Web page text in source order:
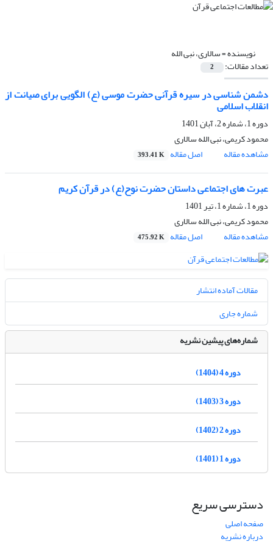
نویسنده =سالاری، نبی الله
تعداد مقالات: 2
دشمن شناسی در سیره قرآنی حضرت موسی (ع) الگویی برای صیانت از
انقلاب اسلامی
دوره 1، شماره 2، آبان 1401
محمود کریمی، نبی الله سالاری
مشاهده مقاله
اصل مقاله 393.41 K
عبرت های اجتماعی داستان حضرت نوح(ع) در قرآن کریم
دوره 1، شماره 1، تیر 1401
محمود کریمی، نبی الله سالاری
مشاهده مقاله
اصل مقاله 475.92 K
مقالات آماده انتشار
شماره جاری
شماره‌های پیشین نشریه
دوره 4 (1404)
دوره 3 (1403)
دوره 2 (1402)
دوره 1 (1401)
دسترسی سریع
صفحه اصلی
درباره نشریه